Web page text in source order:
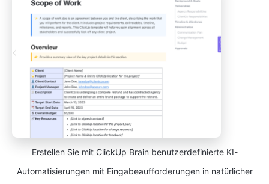
Erstellen Sie mit ClickUp Brain benutzerdefinierte KI-
Automatisierungen mit Eingabeaufforderungen in natürlicher